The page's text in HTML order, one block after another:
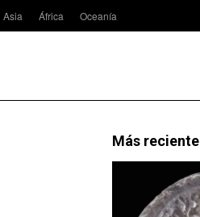
Asia África Oceanía
Más reciente